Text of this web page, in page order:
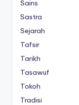
Sains
Sastra
Sejarah
Tafsir
Tarikh
Tasawuf
Tokoh
Tradisi